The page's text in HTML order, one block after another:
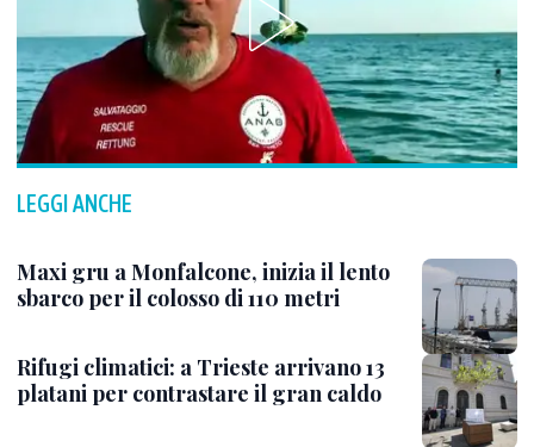
LEGGI ANCHE
Maxi gru a Monfalcone, inizia il lento
sbarco per il colosso di 110 metri
Rifugi climatici: a Trieste arrivano 13
platani per contrastare il gran caldo